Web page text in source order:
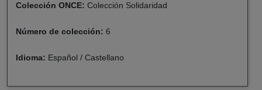
Colección ONCE: Colección Solidaridad
Número de colección: 6
Idioma: Español / Castellano